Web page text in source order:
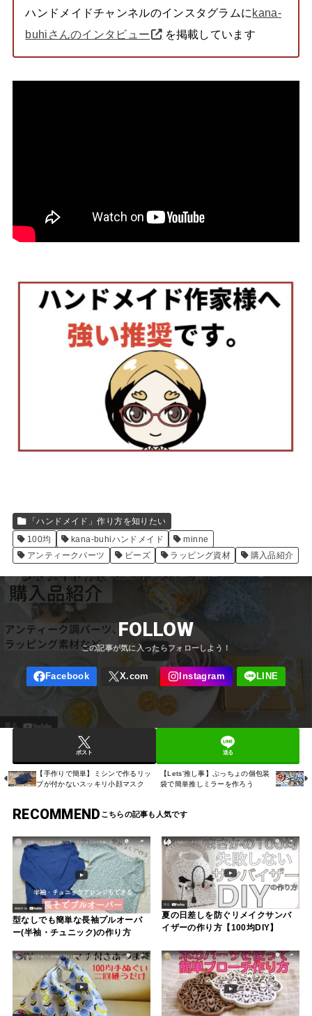
ハンドメイドチャンネルのインスタグラムにkana-
buhiさんのインタビュー
を掲載しています
「ハンドメイド」作り方を知りたい
100均
kana-buhiハンドメイド
minne
アンティークパーツ
ビーズ ラッピング資材 購入品紹介
FOLLOW
ポスト 送る
【手作りで簡単】ミシンで作るリッ
プが付かないスッキリ小顔マスク
【Lets'推し事】ぷっちょの個包装
袋で簡単推しミラーを作ろう
RECOMMEND
型なしでも簡単な長袖プルオーバ
ー(半袖・チュニック)の作り方
夏の日差しを防ぐリメイクサンバ
イザーの作り方【100均DIY】